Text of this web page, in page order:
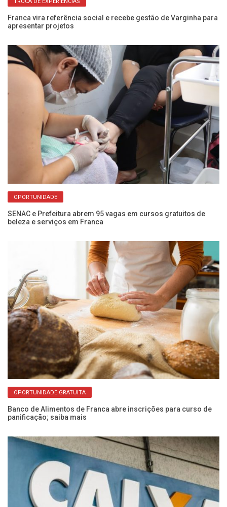
Franca vira referência social e recebe gestão de Varginha para
apresentar projetos
OPORTUNIDADE
SENAC e Prefeitura abrem 95 vagas em cursos gratuitos de
beleza e serviços em Franca
OPORTUNIDADE GRATUITA
Banco de Alimentos de Franca abre inscrições para curso de
panificação; saiba mais